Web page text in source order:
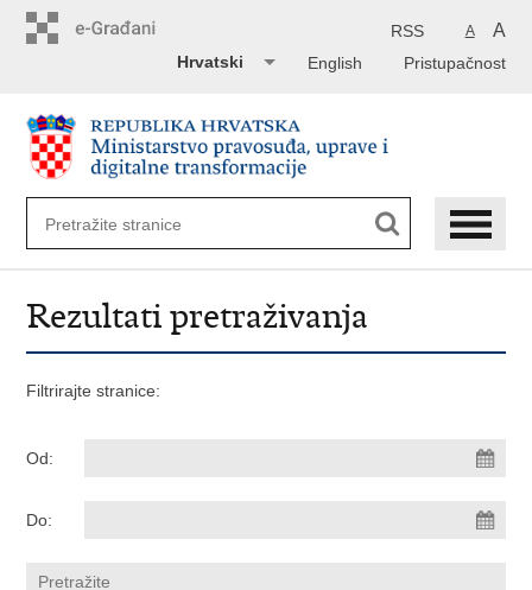
A A
RSS
Pristupačnost
English
Hrvatski
Rezultati pretraživanja
Filtrirajte stranice:
Od:
Do: